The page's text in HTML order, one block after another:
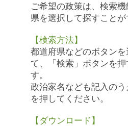
ご希望の政策は、検索
県を選択して探すことが
【検索方法】
都道府県などのボタン
て、「検索」ボタンを押
す。
政治家名なども記入の
を押してください。
【ダウンロード】